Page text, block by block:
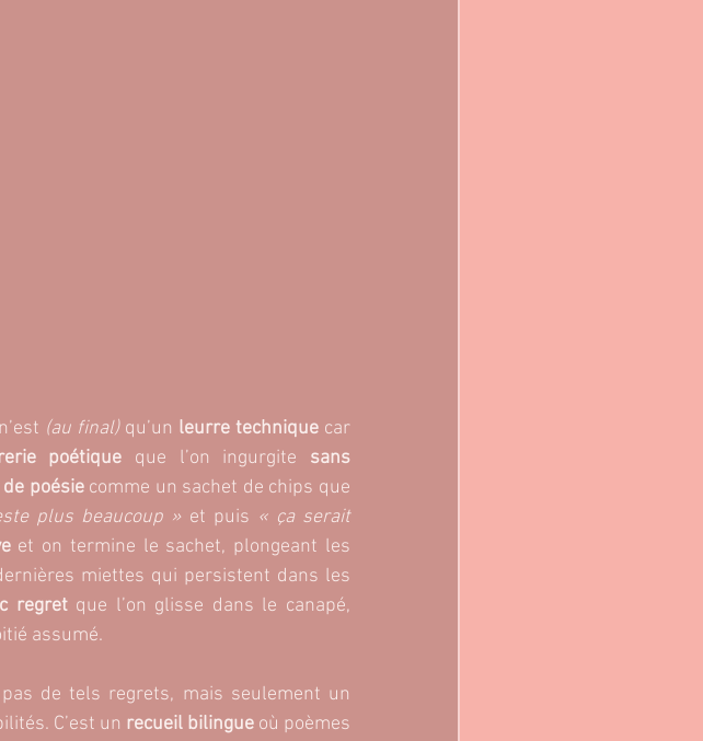
(au final) qu’un leurre technique car
poétique que l’on ingurgite sans
poésie comme un sachet de chips que
plus beaucoup » et puis « ça serait
et on termine le sachet, plongeant les
miettes qui persistent dans les
regret que l’on glisse dans le canapé,
assumé.
C’est un recueil bilingue